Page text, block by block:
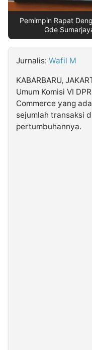
Kabarbaru.co
2026
Pemimpin Rapat
Gde
Jurnalis: Wafil M
KABARBARU,
Umum Komisi VI
Commerce yang
sejumlah transaksi
pertumbuhannya.